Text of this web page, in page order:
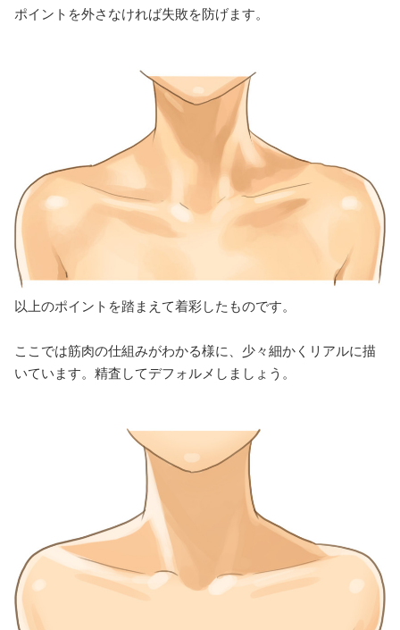
ポイントを外さなければ失敗を防げます。
以上のポイントを踏まえて着彩したものです。
ここでは筋肉の仕組みがわかる様に、少々細かくリアルに描
いています。精査してデフォルメしましょう。